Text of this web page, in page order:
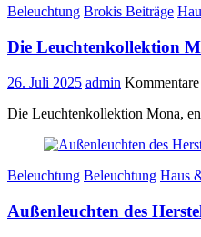
Beleuchtung Brokis Beiträge
Die Leuchtenkollektion
26. Juli 2025 admin
Die Leuchtenkollektion Mona,
Beleuchtung Beleuchtung Haus
Außenleuchten des